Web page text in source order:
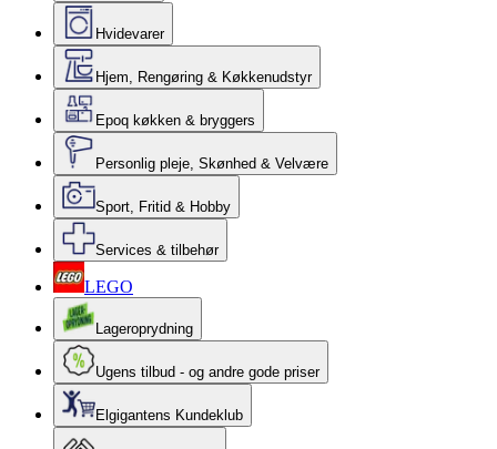
Hvidevarer
Hjem, Rengøring & Køkkenudstyr
Epoq køkken & bryggers
Personlig pleje, Skønhed & Velvære
Sport, Fritid & Hobby
Services & tilbehør
LEGO
Lageroprydning
Ugens tilbud - og andre gode priser
Elgigantens Kundeklub